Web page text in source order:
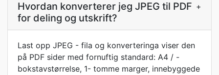
Hvordan konverterer jeg JPEG til PDF
for deling og utskrift?
+
Last opp JPEG - fila og konverteringa viser den
på PDF sider med fornuftig standard: A4 / -
bokstavstørrelse, 1- tomme marger, innebyggede